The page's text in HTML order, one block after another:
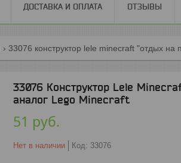
ДОСТАВКА И ОПЛАТА ОТЗЫВЫ
33076 конструктор lele minecraft "отдых
33076 Конструктор Lele
аналог Lego Minecraft
51 руб.
Нет в наличии Код: 33076